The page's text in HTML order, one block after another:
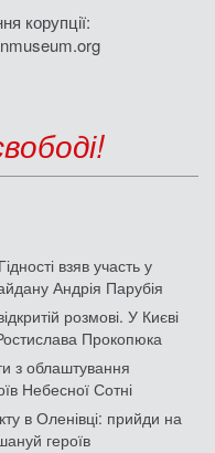
корупції:
взяв участь у
Андрія Парубія
розмові. У Києві
Прокопюка
з облаштування
Небесної Сотні
в Оленівці: прийди на
героїв